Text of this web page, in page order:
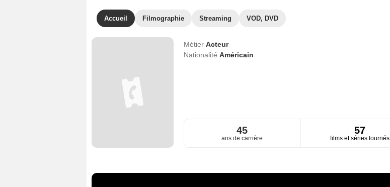
Accueil Filmographie Streaming VOD, DVD
Métier Acteur
Nationalité Américain
45
ans de carrière
57
films et séries tournés